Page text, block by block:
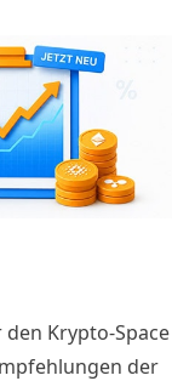
Krypto-Space
der